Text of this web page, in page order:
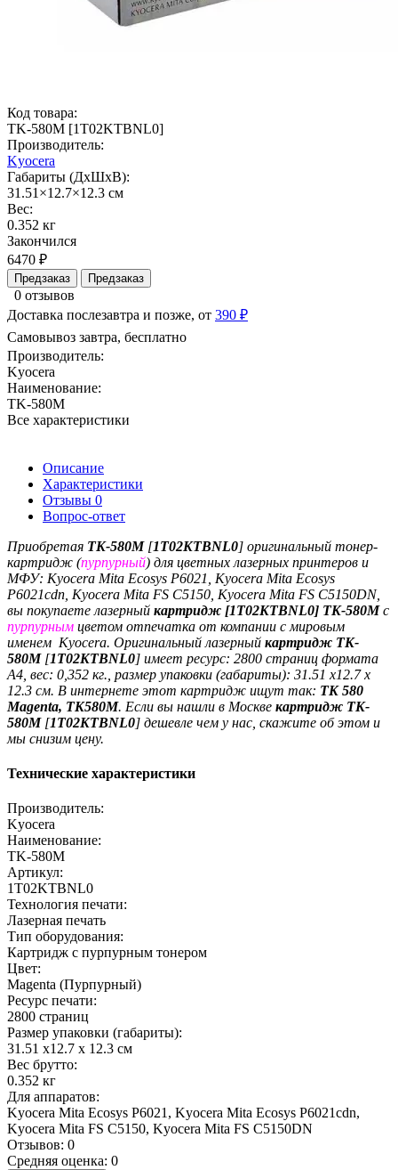
Код товара:
TK-580M [1T02KTBNL0]
Производитель:
Kyocera
Габариты (ДхШхВ):
31.51×12.7×12.3 см
Вес:
0.352 кг
Закончился
6470 ₽
Предзаказ Предзаказ
0 отзывов
Доставка послезавтра и позже, от 390 ₽
Самовывоз завтра, бесплатно
Производитель:
Kyocera
Наименование:
TK-580M
Все характеристики
Описание
Характеристики
Отзывы 0
Вопрос-ответ
Приобретая TK-580M [1T02KTBNL0] оригинальный тонер-
картридж (пурпурный) для цветных лазерных принтеров и
МФУ: Kyocera Mita Ecosys P6021, Kyocera Mita Ecosys
P6021cdn, Kyocera Mita FS C5150, Kyocera Mita FS C5150DN,
вы покупаете лазерный картридж [1T02KTBNL0] TK-580Mс
пурпурным цветом отпечатка от компании с мировым
именем Kyocera. Оригинальный лазерный картридж TK-
580M [1T02KTBNL0] имеет ресурс: 2800 страниц формата
A4, вес: 0,352 кг., размер упаковки (габариты): 31.51 x12.7 x
12.3 см. В интернете этот картридж ищут так: TK 580
Magenta, TK580M. Если вы нашли в Москве картридж TK-
580M [1T02KTBNL0] дешевле чем у нас, скажите об этом и
мы снизим цену.
Технические характеристики
Производитель:
Kyocera
Наименование:
TK-580M
Артикул:
1T02KTBNL0
Технология печати:
Лазерная печать
Тип оборудования:
Картридж с пурпурным тонером
Цвет:
Magenta (Пурпурный)
Ресурс печати:
2800 страниц
Размер упаковки (габариты):
31.51 x12.7 x 12.3 см
Вес брутто:
0.352 кг
Для аппаратов:
Kyocera Mita Ecosys P6021, Kyocera Mita Ecosys P6021cdn,
Kyocera Mita FS C5150, Kyocera Mita FS C5150DN
Отзывов: 0
Средняя оценка: 0